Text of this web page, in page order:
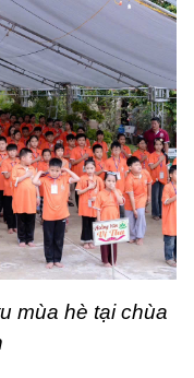
mùa hè tại chùa